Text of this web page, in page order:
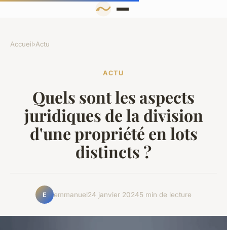
Accueil›Actu
ACTU
Quels sont les aspects
juridiques de la division
d'une propriété en lots
distincts ?
E emmanuel24 janvier 20245 min de lecture